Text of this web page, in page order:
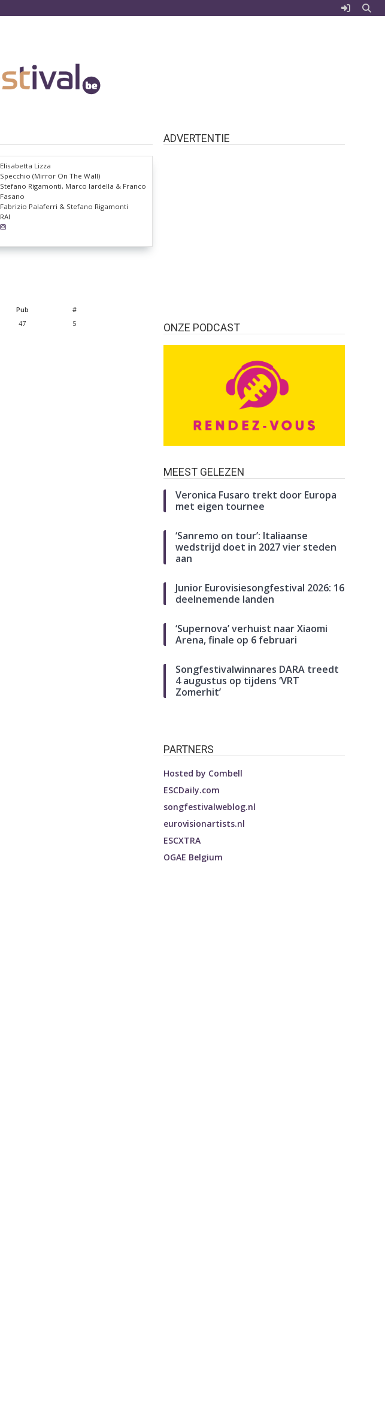
Elisabetta Lizza
Specchio (Mirror On The Wall)
Stefano Rigamonti, Marco Iardella & Franco
Fasano
Fabrizio Palaferri & Stefano Rigamonti
RAI
Pub #
47 5
ADVERTENTIE
ONZE PODCAST
MEEST GELEZEN
Veronica Fusaro trekt door Europa
met eigen tournee
‘Sanremo on tour’: Italiaanse
wedstrijd doet in 2027 vier steden
aan
Junior Eurovisiesongfestival 2026: 16
deelnemende landen
‘Supernova’ verhuist naar Xiaomi
Arena, finale op 6 februari
Songfestivalwinnares DARA treedt
4 augustus op tijdens ‘VRT
Zomerhit’
PARTNERS
Hosted by Combell
ESCDaily.com
songfestivalweblog.nl
eurovisionartists.nl
ESCXTRA
OGAE Belgium